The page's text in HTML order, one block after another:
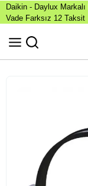
Daikin - Daylux
Vade Farksız 12 Taksit